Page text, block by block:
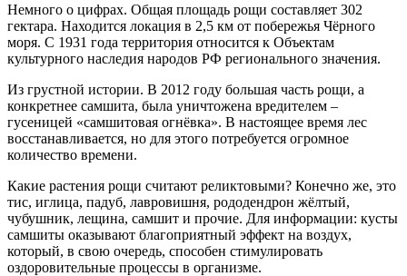
Немного о цифрах. Общая площадь рощи составляет 302
гектара. Находится локация в 2,5 км от побережья Чёрного
моря. С 1931 года территория относится к Объектам
культурного наследия народов РФ регионального значения.
Из грустной истории. В 2012 году большая часть рощи, а
конкретнее самшита, была уничтожена вредителем –
гусеницей «самшитовая огнёвка». В настоящее время лес
восстанавливается, но для этого потребуется огромное
количество времени.
Какие растения рощи считают реликтовыми? Конечно же, это
тис, иглица, падуб, лавровишня, рододендрон жёлтый,
чубушник, лещина, самшит и прочие. Для информации: кусты
самшиты оказывают благоприятный эффект на воздух,
который, в свою очередь, способен стимулировать
оздоровительные процессы в организме.